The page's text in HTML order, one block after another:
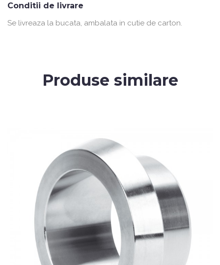
Conditii de livrare
Se livreaza la bucata, ambalata in cutie de carton.
Produse similare